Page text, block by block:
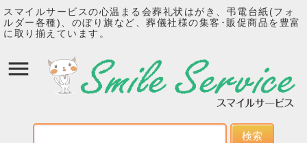
スマイルサービスの心温まる会葬礼状はがき、弔電台紙(フォ
ルダー各種)、のぼり旗など、葬儀社様の集客･販促商品を豊富
に取り揃えています。
検索